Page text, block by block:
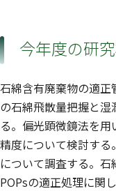
今年度の研
石綿含有廃棄物の適
の石綿飛散量把握と
る。偏光顕微鏡法を
精度について検討す
について調査する。
POPsの適正処理に関